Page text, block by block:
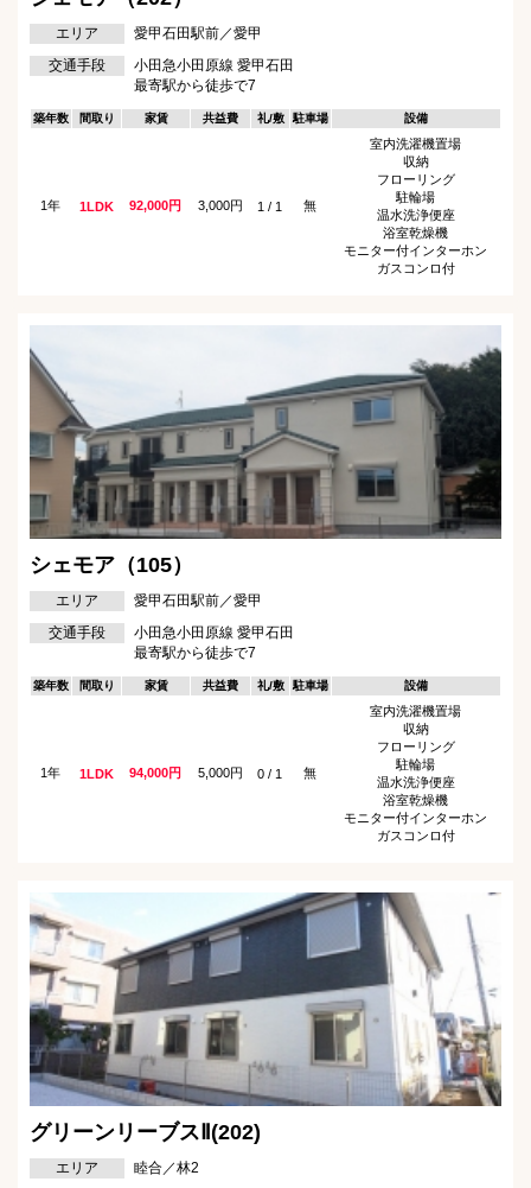
エリア
愛甲石田駅前／愛甲
交通手段
小田急小田原線 愛甲石田
最寄駅から徒歩で7
築年数 間取り 家賃 共益費 礼/敷 駐車場 設備
1年 1LDK 92,000円 3,000円 1 / 1 無
室内洗濯機置場
収納
フローリング
駐輪場
温水洗浄便座
浴室乾燥機
モニター付インターホン
ガスコンロ付
シェモア（105）
エリア
愛甲石田駅前／愛甲
交通手段
小田急小田原線 愛甲石田
最寄駅から徒歩で7
築年数 間取り 家賃 共益費 礼/敷 駐車場 設備
1年 1LDK 94,000円 5,000円 0 / 1 無
室内洗濯機置場
収納
フローリング
駐輪場
温水洗浄便座
浴室乾燥機
モニター付インターホン
ガスコンロ付
グリーンリーブスⅡ(202)
エリア 睦合／林2